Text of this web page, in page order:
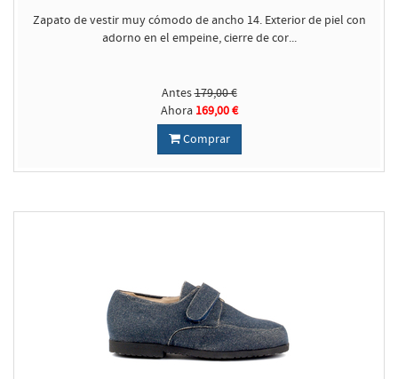
Zapato de vestir muy cómodo de ancho 14. Exterior de piel con
adorno en el empeine, cierre de cor...
Antes179,00 €
Ahora 169,00 €
Comprar